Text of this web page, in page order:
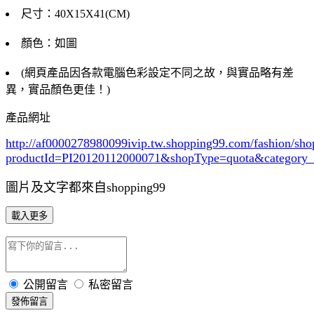
尺寸：40X15X41(CM)
顏色：如圖
(網頁產品因各款電腦色彩設定不同之故，與實品略有差
異，實品顏色更佳！)
產品網址
http://af0000278980099ivip.tw.shopping99.com/fashion/
圖片及文字都來自shopping99
載入更多
公開留言 私密留言
發佈留言